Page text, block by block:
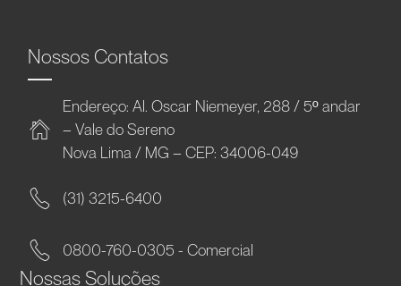
Nossos Contatos
Endereço: Al. Oscar Niemeyer, 288 / 5º andar
– Vale do Sereno
Nova Lima / MG – CEP: 34006-049
(31) 3215-6400
0800-760-0305 - Comercial
Nossas Soluções